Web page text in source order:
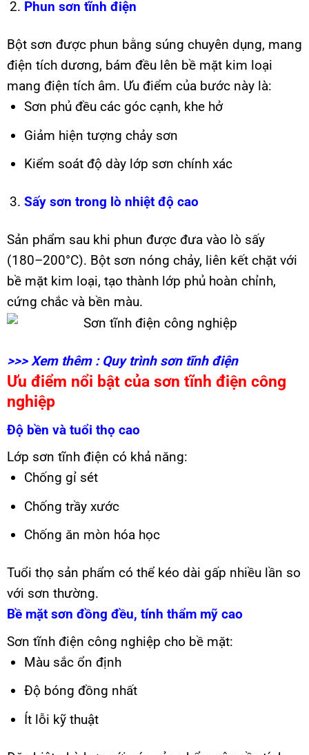
Phun sơn tĩnh điện
Bột sơn được phun bằng súng chuyên dụng, mang
điện tích dương, bám đều lên bề mặt kim loại
mang điện tích âm. Ưu điểm của bước này là:
Sơn phủ đều các góc cạnh, khe hở
Giảm hiện tượng chảy sơn
Kiểm soát độ dày lớp sơn chính xác
Sấy sơn trong lò nhiệt độ cao
Sản phẩm sau khi phun được đưa vào lò sấy
(180–200°C). Bột sơn nóng chảy, liên kết chặt với
bề mặt kim loại, tạo thành lớp phủ hoàn chỉnh,
cứng chắc và bền màu.
>>> Xem thêm :Quy trình sơn tĩnh điện
Ưu điểm nổi bật của sơn tĩnh điện công
nghiệp
Độ bền và tuổi thọ cao
Lớp sơn tĩnh điện có khả năng:
Chống gỉ sét
Chống trầy xước
Chống ăn mòn hóa học
Tuổi thọ sản phẩm có thể kéo dài gấp nhiều lần so
với sơn thường.
Bề mặt sơn đồng đều, tính thẩm mỹ cao
Sơn tĩnh điện công nghiệp cho bề mặt:
Màu sắc ổn định
Độ bóng đồng nhất
Ít lỗi kỹ thuật